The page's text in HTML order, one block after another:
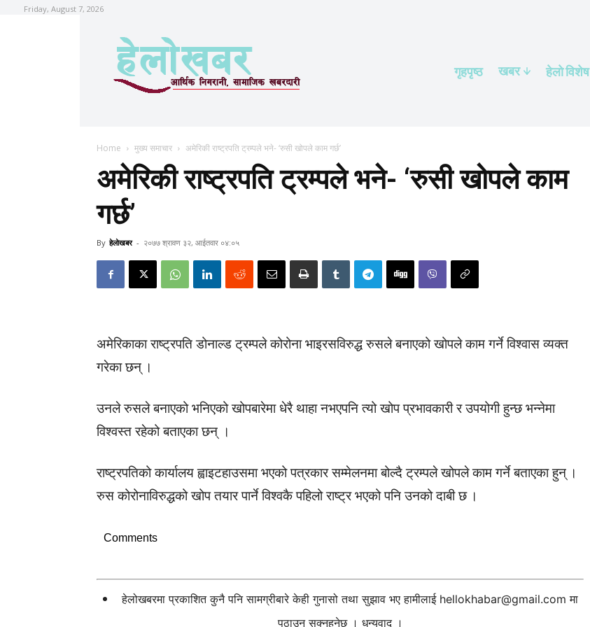
Friday, August 7, 2026
गृहपृष्ठ खबर हेलाे विशेष
Home मुख्य समाचार अमेरिकी राष्ट्रपति ट्रम्पले भने- ‘रुसी खोपले काम गर्छ’
अमेरिकी राष्ट्रपति ट्रम्पले भने- ‘रुसी खोपले काम
गर्छ’
By हेलाेखबर - २०७७ श्रावण ३२, आईतवार ०४:०५
अमेरिकाका राष्ट्रपति डोनाल्ड ट्रम्पले कोरोना भाइरसविरुद्ध रुसले बनाएको खोपले काम गर्ने विश्वास व्यक्त
गरेका छन् ।
उनले रुसले बनाएको भनिएको खोपबारेमा धेरै थाहा नभएपनि त्यो खोप प्रभावकारी र उपयोगी हुन्छ भन्नेमा
विश्वस्त रहेको बताएका छन् ।
राष्ट्रपतिको कार्यालय ह्वाइटहाउसमा भएको पत्रकार सम्मेलनमा बोल्दै ट्रम्पले खोपले काम गर्ने बताएका हुन् ।
रुस कोरोनाविरुद्धको खोप तयार पार्ने विश्वकै पहिलो राष्ट्र भएको पनि उनको दाबी छ ।
Comments
हेलोखबरमा प्रकाशित कुनै पनि सामग्रीबारे केही गुनासो तथा सुझाव भए हामीलाई hellokhabar@gmail.com मा
पठाउन सक्नुहुनेछ । धन्यवाद ।